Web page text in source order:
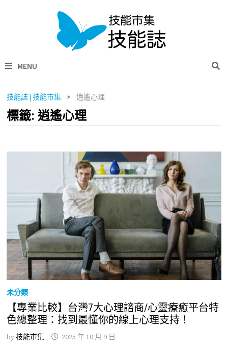
MENU
技能誌 | 技能市集 > 逍遙心理
標籤: 逍遙心理
未分類
【專業比較】台灣7大心理諮商/心靈療癒平台特
色總整理：找到最懂你的線上心理支持！
by 技能市集 2025 年 10 月 9 日